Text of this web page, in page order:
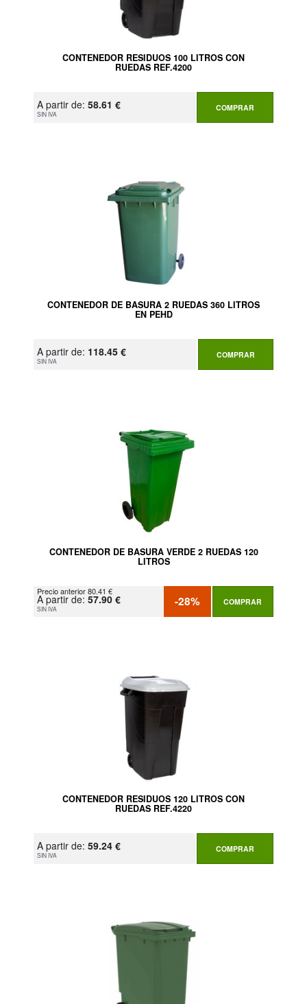
CONTENEDOR RESIDUOS 100 LITROS CON
RUEDAS REF.4200
A partir de: 58.61 €
SIN IVA
COMPRAR
CONTENEDOR DE BASURA 2 RUEDAS 360 LITROS
EN PEHD
A partir de: 118.45 €
SIN IVA
COMPRAR
CONTENEDOR DE BASURA VERDE 2 RUEDAS 120
LITROS
Precio anterior 80.41 €
A partir de: 57.90 €
SIN IVA -28% COMPRAR
CONTENEDOR RESIDUOS 120 LITROS CON
RUEDAS REF.4220
A partir de: 59.24 €
SIN IVA
COMPRAR